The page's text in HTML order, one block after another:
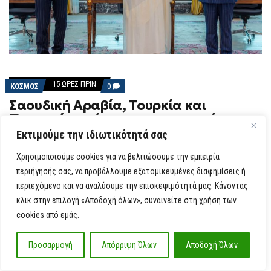
Εκτιμούμε την ιδιωτικότητά σας
Χρησιμοποιούμε cookies για να βελτιώσουμε την εμπειρία
περιήγησής σας, να προβάλλουμε εξατομικευμένες διαφημίσεις ή
περιεχόμενο και να αναλύουμε την επισκεψιμότητά μας. Κάνοντας
κλικ στην επιλογή «Αποδοχή όλων», συναινείτε στη χρήση των
cookies από εμάς.
Προσαρμογή Απόρριψη Όλων Αποδοχή Όλων
ΚΟΣΜΟΣ 15 ΏΡΕΣ ΠΡΙΝ 0 COMMENTS
ON
ΣΑΟΥΔΙΚΉ
ΑΡΑΒΊΑ,
ΚΑΙ
ΠΑΚΙΣΤΆΝ
ΣΥΜΦΩΝΊΑ
ΓΙΑ
ΑΜΟΙΒΑΊΑ
ΆΜΥΝΑ
ΚΑΘΏΣ
ΚΛΙΜΑΚΏΝΕΤΑΙ
ΣΤΗ
ΜΈΣΗ
ΑΝΑΤΟΛΉ
Σαουδική Αραβία, Τουρκία και
Πακιστάν υπέγραψαν συμφωνία για
αμοιβαία άμυνα καθώς κλιμακώνεται
η αναταραχή στη Μέση Ανατολή
Η Σαουδική Αραβία, το Πακιστάν και η Τουρκία
υπέγραψαν κοινή αμυντική συμφωνία στη Μέκκα την
Παρασκευή. Mε τους Σουνίτες Μουσουλμάνους […]